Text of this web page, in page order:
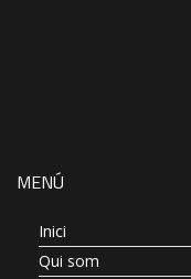
MENÚ
Inici
Qui som